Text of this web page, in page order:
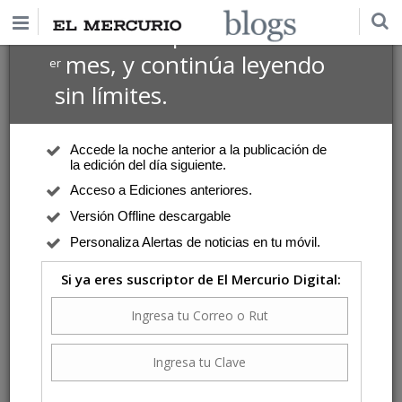
Suscríbete por $1 USD
ermes, y continúa leyendo
sin límites.
Accede la noche anterior a la publicación de
la edición del día siguiente.
Acceso a Ediciones anteriores.
Versión Offline descargable
Personaliza Alertas de noticias en tu móvil.
Si ya eres suscriptor de El Mercurio Digital:
Yaksic, Andrés
"Marcela González fue una Elvira desenvuelta y segura; con agudos
orquestal y los pasajes concertados. Cecilia Barrientos y Eleomar Cuello
fueron correctos Zulma y Haly respectivamente...".
Rodelinda de Haendel: Uno de los mayores
logros de las últimas temporadas
"Esta producción, que podría encontrarse en cualquier teatro de primera